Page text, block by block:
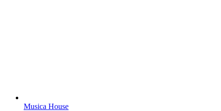
Musica House